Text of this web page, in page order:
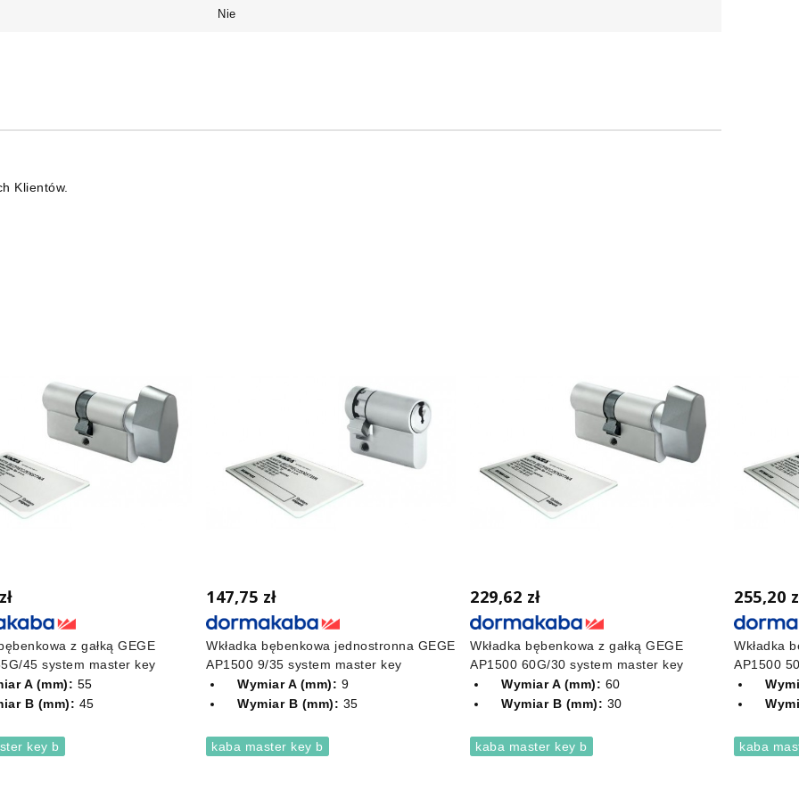
Nie
Klientów.
z gałką GEGE
45 system master key
A (mm): 55
B (mm): 45
key b
147,75 zł
Wkładka bębenkowa jednostronna GEGE
AP1500 9/35 system master key
Wymiar A (mm): 9
Wymiar B (mm): 35
kaba master key b
229,62 zł
Wkładka bębenkowa z gałką GEGE
AP1500 60G/30 system master key
Wymiar A (mm): 60
Wymiar B (mm): 30
kaba master key b
255,20
Wkładka
AP1500
kaba